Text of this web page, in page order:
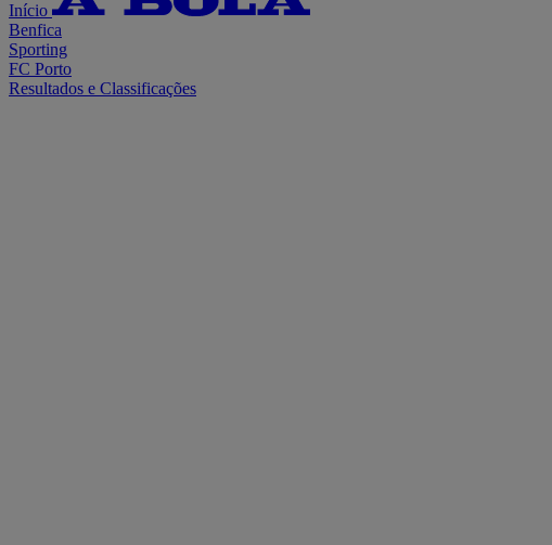
Início
Benfica
Sporting
FC Porto
Resultados e Classificações